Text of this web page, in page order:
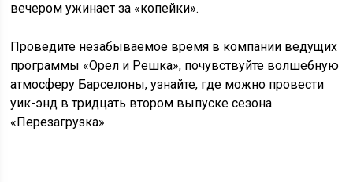
вечером ужинает за «копейки».
Проведите незабываемое время в компании ведущих
программы «Орел и Решка», почувствуйте волшебную
атмосферу Барселоны, узнайте, где можно провести
уик-энд в тридцать втором выпуске сезона
«Перезагрузка».